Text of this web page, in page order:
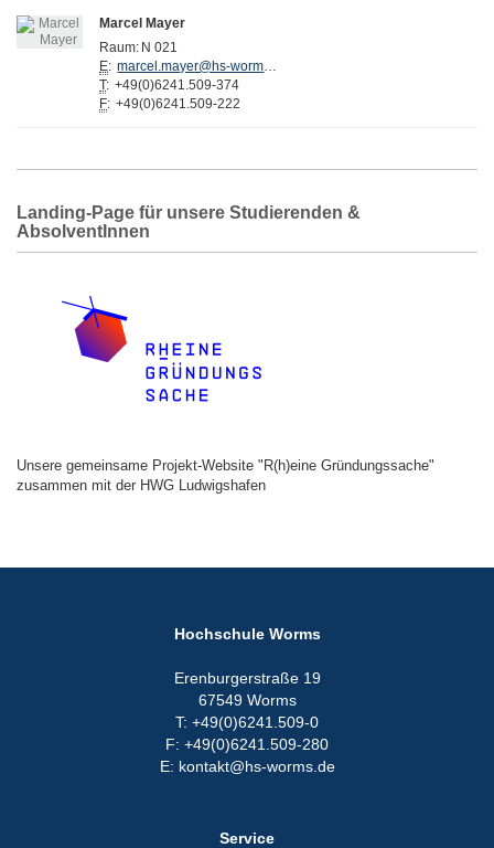
Marcel Mayer
Raum: N 021
E:
marcel.mayer@hs-worms.de
T: +49(0)6241.509-374
F: +49(0)6241.509-222
Landing-Page für unsere Studierenden &
AbsolventInnen
Unsere gemeinsame Projekt-Website "R(h)eine Gründungssache"
zusammen mit der HWG Ludwigshafen
Hochschule Worms
Erenburgerstraße 19
67549 Worms
T: +49(0)6241.509-0
F: +49(0)6241.509-280
E: kontakt@hs-worms.de
Service